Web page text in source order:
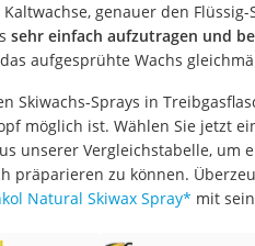
Aluminium-Koffer
Futterboot
E-Bike-Dreirad
Trekkingschuhe Herren
Reisetasche mit Rollen
genauer den
sehr einfach aufzutragen und
aufgesprühte Wachs
Skiwachs-Sprays in
möglich ist. Wählen Sie jetzt
unserer Vergleichstabelle, um
präparieren zu können.
Natural Skiwax Spray* mit